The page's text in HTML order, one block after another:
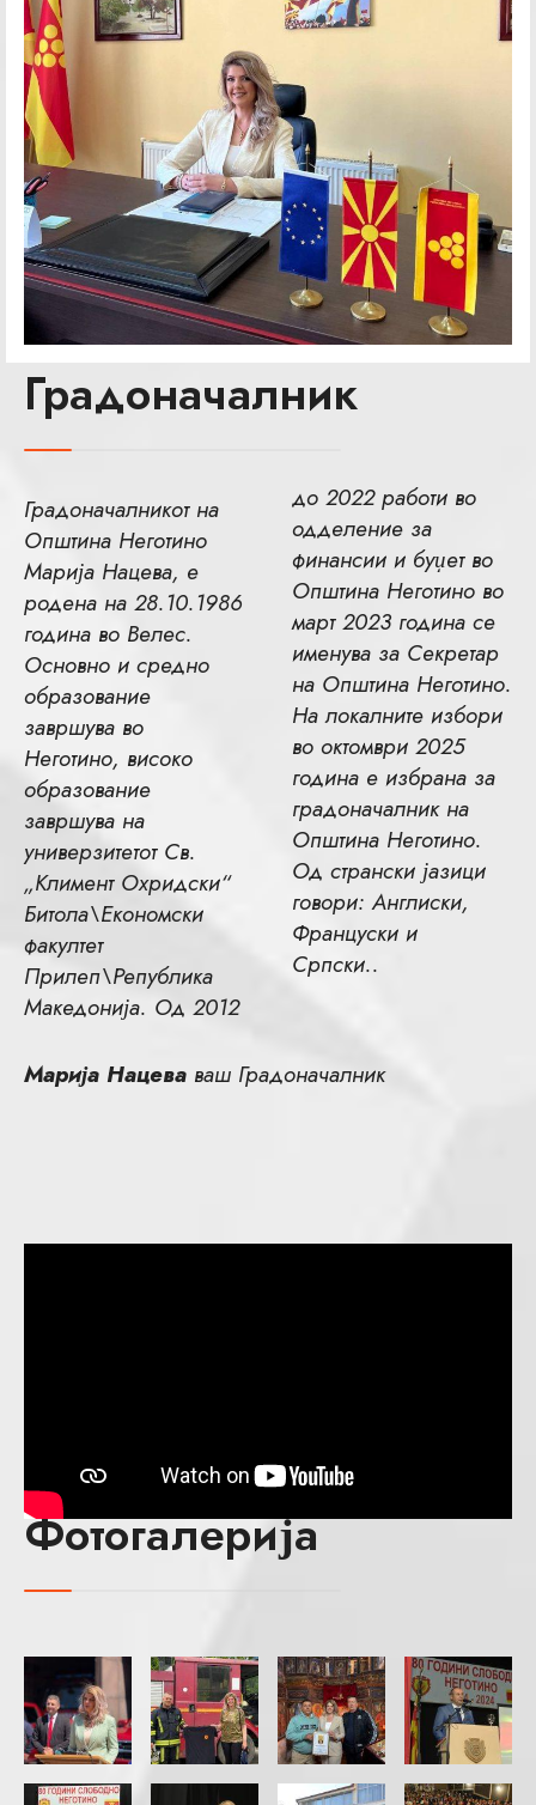
Градоначалник
Градоначалникот на
Општина Неготино
Марија Нацева, е
родена на 28.10.1986
година во Велес.
Основно и средно
образование
завршува во
Неготино, високо
образование
завршува на
универзитетот Св.
„Климент Охридски“
Битола\Економски
факултет
Прилеп\Република
Македонија. Од 2012
до 2022 работи во
одделение за
финансии и буџет во
Општина Неготино во
март 2023 година се
именува за Секретар
на Општина Неготино.
На локалните избори
во октомври 2025
година е избрана за
градоначалник на
Општина Неготино.
Од странски јазици
говори: Англиски,
Француски и
Српски..
Марија Нацева ваш Градоначалник
Фотогалерија